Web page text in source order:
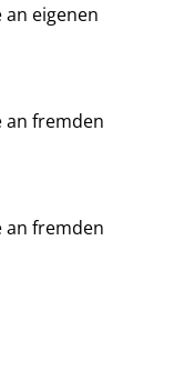
eigenen
an fremden
an fremden